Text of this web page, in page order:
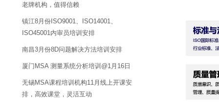
老牌机构，值得信赖
镇江8月份ISO9001、ISO14001、
ISO45001内审员培训安排
南昌3月份8D问题解决方法培训安排
厦门MSA 测量系统分析培训@1月16日
无锡MSA课程培训机构11月线上开课安
排，高效课堂，灵活互动